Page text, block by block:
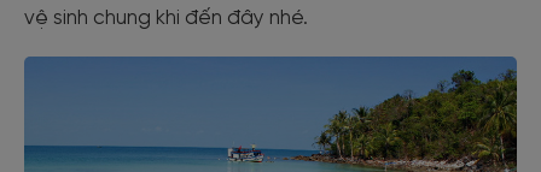
vệ sinh chung khi đến đây nhé.